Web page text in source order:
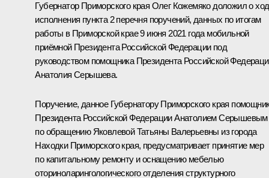
Губернатор Приморского края Олег Кожемяко доложил о
исполнения пункта 2 перечня поручений, данных по итогам
работы в Приморской крае 9 июня 2021 года мобильной
приёмной Президента Российской Федерации под
руководством помощника Президента Российской
Анатолия Серышева.
Поручение, данное Губернатору Приморского края
Президента Российской Федерации Анатолием Серышевым
по обращению Яковлевой Татьяны Валерьевны из города
Находки Приморского края, предусматривает принятие мер
по капитальному ремонту и оснащению мебелью
оториноларингологического отделения структурного